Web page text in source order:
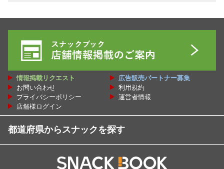
都道府県からスナックを探す
情報掲載リクエスト
広告販売パートナー募集
お問い合わせ
利用規約
プライバシーポリシー
運営者情報
店舗様ログイン